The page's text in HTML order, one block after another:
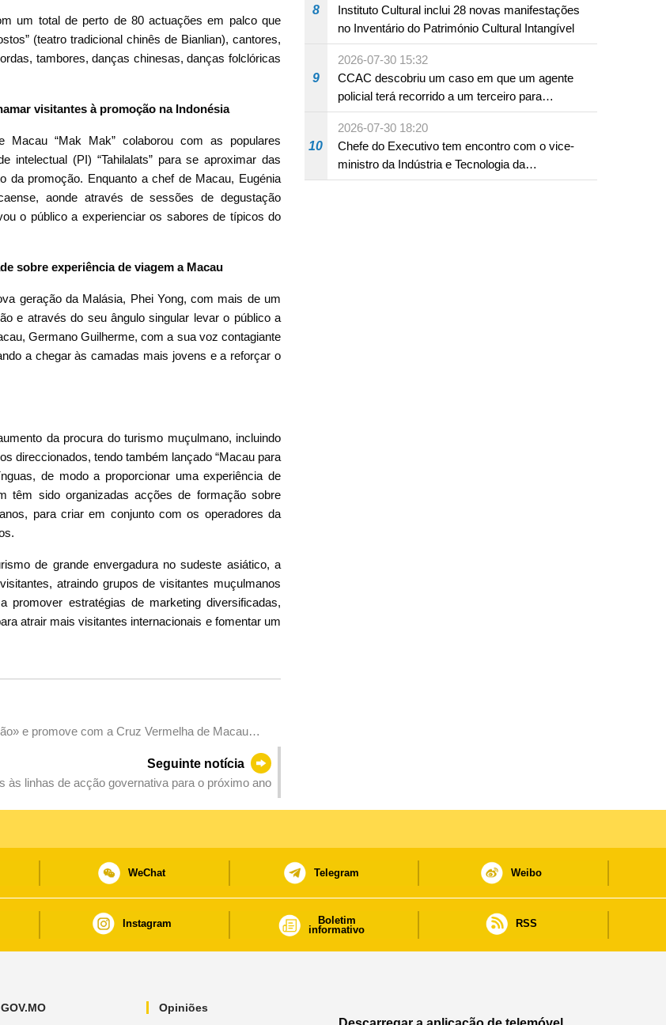
um total de perto de 80 actuações em palco que
(teatro tradicional chinês de Bianlian), cantores,
tambores, danças chinesas, danças folclóricas
visitantes à promoção na Indonésia
“Mak Mak” colaborou com as populares
intelectual (PI) “Tahilalats” para se aproximar das
da promoção. Enquanto a chef de Macau, Eugénia
aonde através de sessões de degustação
o público a experienciar os sabores de típicos do
sobre experiência de viagem a Macau
geração da Malásia, Phei Yong, com mais de um
e através do seu ângulo singular levar o público a
Germano Guilherme, com a sua voz contagiante
a chegar às camadas mais jovens e a reforçar o
da procura do turismo muçulmano, incluindo
direccionados, tendo também lançado “Macau para
de modo a proporcionar uma experiência de
têm sido organizadas acções de formação sobre
para criar em conjunto com os operadores da
de grande envergadura no sudeste asiático, a
atraindo grupos de visitantes muçulmanos
promover estratégias de marketing diversificadas,
atrair mais visitantes internacionais e fomentar um
e promove com a Cruz Vermelha de Macau
Seguinte notícia
às linhas de acção governativa para o próximo ano
8
Instituto Cultural inclui 28 novas manifestações
no Inventário do Património Cultural Intangível
9
2026-07-30 15:32
CCAC descobriu um caso em que um agente
policial terá recorrido a um terceiro para
assumir por si a culpa na sequência de uma
infracção rodoviária
10
2026-07-30 18:20
Chefe do Executivo tem encontro com o vice-
ministro da Indústria e Tecnologia da
Informação
WeChat Telegram Weibo
Instagram
Boletim
informativo
RSS
GOV.MO Opiniões